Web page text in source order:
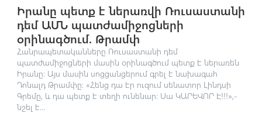
Իրանը պետք է ներառվի Ռուսաստանի
դեմ ԱՄՆ պատժամիջոցների
օրինագծում. Թրամփ
Հանրապետականները Ռուսաստանի դեմ
պատժամիջոցների մասին օրինագծում պետք է ներառեն
Իրանը։ Այս մասին սոցցանցերում գրել է նախագահ
Դոնալդ Թրամփը։ «Հենց դա էր ուզում սենատոր Լինդսի
Գրեմը, և դա պետք է տեղի ունենար։ Սա ԿԱՐԵՎՈՐ Է!!!»,-
նշել է...